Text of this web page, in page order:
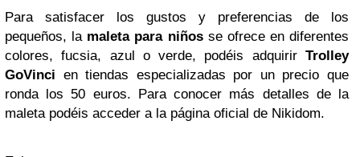
Para satisfacer los gustos y preferencias de los
pequeños, la maleta para niñosse ofrece en diferentes
colores, fucsia, azul o verde, podéis adquirir Trolley
GoVinci en tiendas especializadas por un precio que
ronda los 50 euros. Para conocer más detalles de la
maleta podéis acceder a la página oficial de Nikidom.